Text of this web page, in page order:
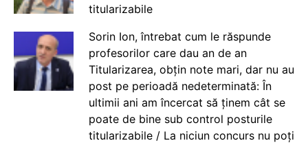
titularizabile
Sorin Ion, întrebat cum le răspunde
profesorilor care dau an de an
Titularizarea, obțin note mari, dar nu au
post pe perioadă nedeterminată: În
ultimii ani am încercat să ținem cât se
poate de bine sub control posturile
titularizabile / La niciun concurs nu poți